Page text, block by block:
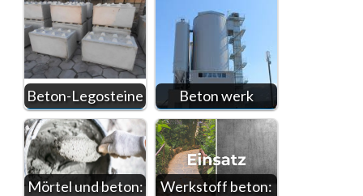
Beton-Legosteine Beton werk
Mörtel und beton:
Werkstoff beton: